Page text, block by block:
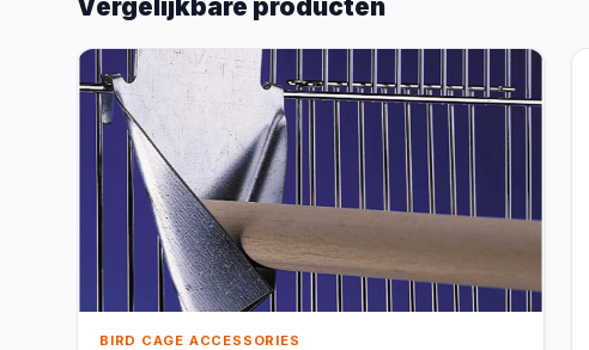
Vergelijkbare producten
BIRD CAGE ACCESSORIES